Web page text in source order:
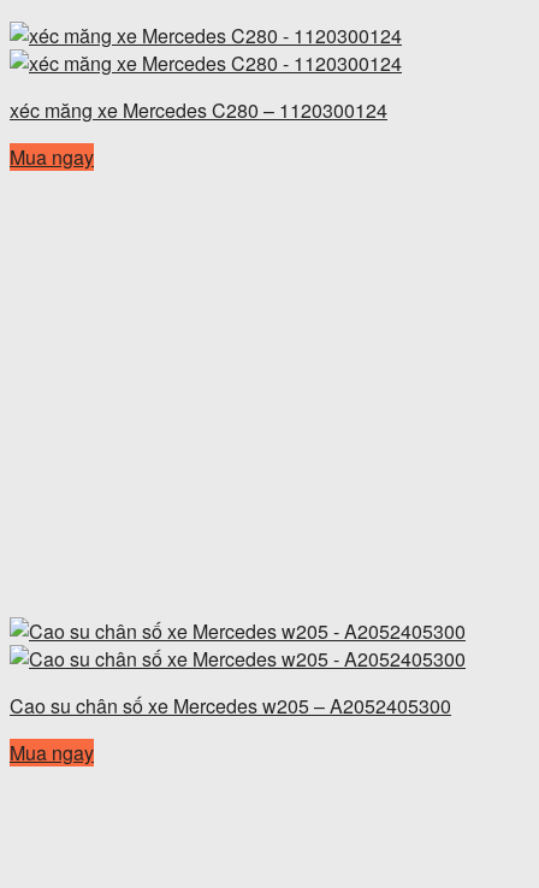
xéc măng xe Mercedes C280 – 1120300124
Mua ngay
Cao su chân số xe Mercedes w205 – A2052405300
Mua ngay